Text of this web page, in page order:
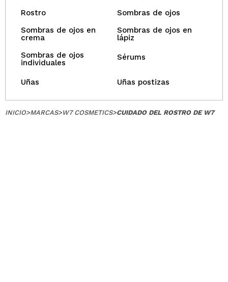
Rostro
Sombras de ojos
Sombras de ojos en
crema
Sombras de ojos en
lápiz
Sombras de ojos
individuales
Sérums
Uñas Uñas postizas
INICIO>MARCAS>W7 COSMETICS>CUIDADO DEL ROSTRO DE W7